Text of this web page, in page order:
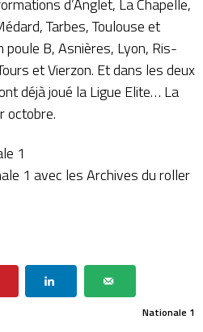
Tarbes, Toulouse et
B, Asnières, Lyon, Ris-
et Vierzon. Et dans les deux
déjà joué la Ligue Elite… La
octobre.
1
1 avec les Archives du roller
Nationale 1